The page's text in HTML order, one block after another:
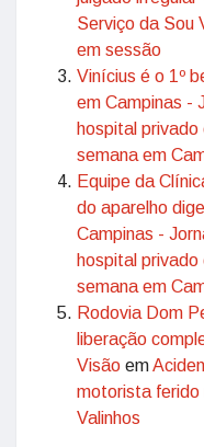
Serviço da Sou
em sessão
Vinícius é o 1º
em Campinas -
hospital
semana em
Equipe da
do aparelho
Campinas -
hospital
semana em
Rodovia Dom
liberação
Visão em
motorista ferido
Valinhos